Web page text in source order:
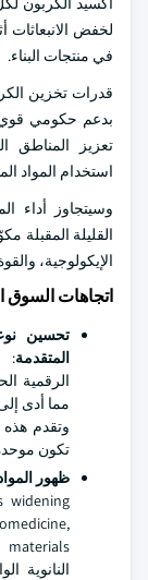
لخفض الانبعاثات
في منتجات البناء.
قدرات تخزين
بدعم حكومي قوي
تعزيز المناطق
استخدام المواد
وسيتجاوز أداء
القليلة المقبلة
الإيكولوجية،
اتجاهات السوق
تحسين
المتقدمة:
الرقمية
مما أدى
وتقدم هذه
تكون
ظهور
widening
النانوية